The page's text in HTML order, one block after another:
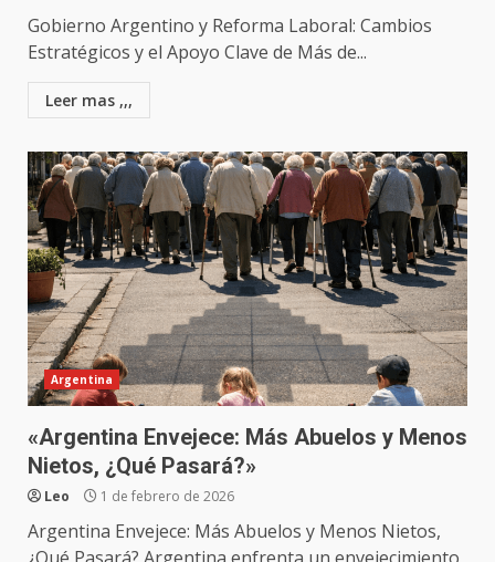
Gobierno Argentino y Reforma Laboral: Cambios
Estratégicos y el Apoyo Clave de Más de...
Leer mas ,,,
Argentina
«Argentina Envejece: Más Abuelos y Menos
Nietos, ¿Qué Pasará?»
Leo 1 de febrero de 2026
Argentina Envejece: Más Abuelos y Menos Nietos,